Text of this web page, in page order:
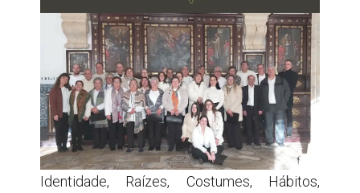
Identidade, Raízes, Costumes, Hábitos,